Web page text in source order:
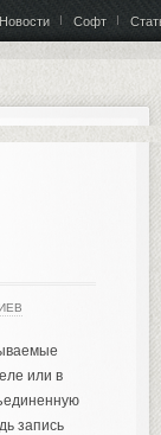
Новости Софт
или в
запись